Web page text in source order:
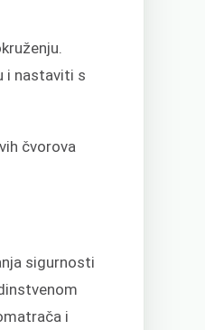
i nastaviti s
čvorova
sigurnosti
i